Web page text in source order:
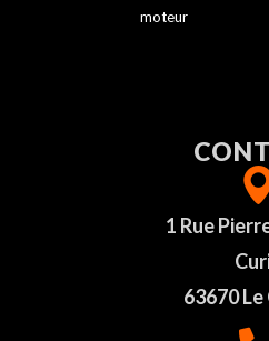
moteur
1 Rue
63670